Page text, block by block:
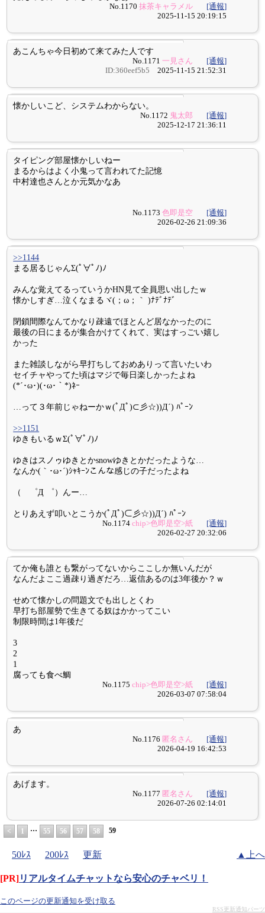
No.1170抹茶キャラメル
[通報]
2025-11-15 20:19:15
あこんちゃ今日初めて来てみた人です
No.1171一見さん
[通報]
ID:360eef5b5 2025-11-15 21:52:31
懐かしいこど、システムわからない。
No.1172 鬼太郎
[通報]
2025-12-17 21:36:11
タイピング部屋懐かしいねー
まるからはよく小鬼って言われてた記憶
中村達也さんとか元気かなあ
No.1173色即是空
[通報]
2026-02-26 21:09:36
>>1144
まる居るじゃんΣ(ﾟ∀ﾟﾉ)ﾉ
みんな覚えてるっていうかHN見て全員思い出したｗ
懐かしすぎ…泣くなまるヾ(；ω；｀ )ﾅﾃﾞﾅﾃﾞ
閉鎖間際なんてかなり疎遠でほとんど居なかったのに
最後の日にまるが集合かけてくれて、実はすっごい嬉し
かった
また雑談しながら早打ちしておめありって言いたいわ
セイチャやってた頃はマジで毎日楽しかったよね
(*´･ω･)(･ω･｀*)ﾈｰ
…って３年前じゃねーかｗ(ﾟДﾟ)⊂彡☆))Д´) ﾊﾟｰﾝ
>>1151
ゆきもいるｗΣ(ﾟ∀ﾟﾉ)ﾉ
ゆきはスノゥゆきとかsnowゆきとかだったような…
なんか(｀･ω･´)ｼｬｷｰﾝこんな感じの子だったよね
（ ゜Д ゜）んー…
とりあえず叩いとこうか(ﾟДﾟ)⊂彡☆))Д´) ﾊﾟｰﾝ
No.1174chip>色即是空>紙
[通報]
2026-02-27 20:32:06
てか俺も誰とも繋がってないからここしか無いんだが
なんだよここ過疎り過ぎだろ…返信あるのは3年後か？ｗ
せめて懐かしの問題文でも出しとくわ
早打ち部屋勢で生きてる奴はかかってこい
制限時間は1年後だ
3
2
1
腐っても食べ鯛
No.1175chip>色即是空>紙
[通報]
2026-03-07 07:58:04
あ
No.1176 匿名さん
[通報]
2026-04-19 16:42:53
あげます。
No.1177 匿名さん
[通報]
2026-07-26 02:14:01
< 1 … 55 56 57 58 59
50ﾚｽ 200ﾚｽ 更新 ▲上へ
[PR]リアルタイムチャットなら安心のチャベリ！
このページの更新通知を受け取る
RSS更新通知パーツ